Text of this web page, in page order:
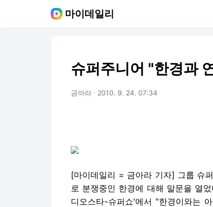
마이데일리
슈퍼주니어 "한경과
금아라 2010. 9. 24. 07:34
[마이데일리 = 금아라 기자] 그룹 슈
로 분쟁중인 한경에 대해 말문을 열
디오스타-슈퍼쇼'에서 "한경이와는